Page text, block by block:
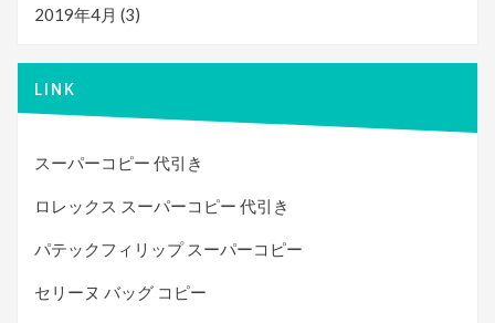
2019年4月 (3)
LINK
スーパーコピー 代引き
ロレックス スーパーコピー 代引き
パテックフィリップ スーパーコピー
セリーヌ バッグ コピー